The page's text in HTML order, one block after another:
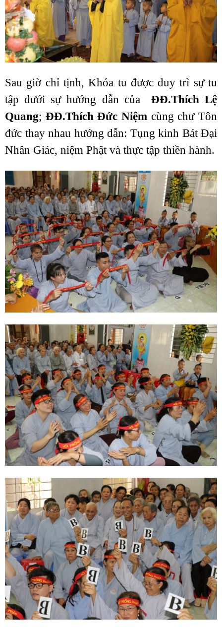
Sau giờ chỉ tịnh, Khóa tu được duy trì sự tu
tập dưới sự hướng dẫn của ĐĐ.Thích Lệ
Quang; ĐĐ.Thích Đức Niệm cùng chư Tôn
đức thay nhau hướng dẫn: Tụng kinh Bát Đại
Nhân Giác, niệm Phật và thực tập thiền hành.